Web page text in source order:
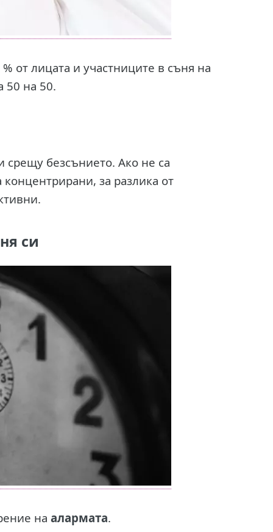
от лицата и участниците в съня на
50 на 50.
безсънието. Ако не са
за разлика от
си
на алармата.